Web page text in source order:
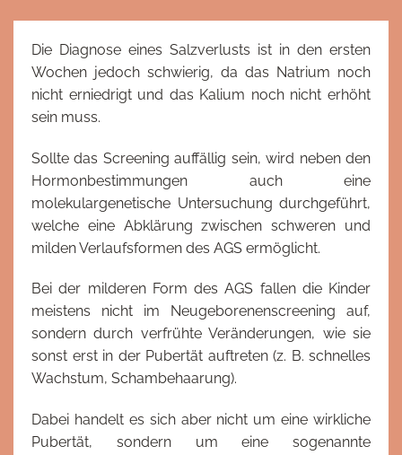
Die Diagnose eines Salzverlusts ist in den ersten
Wochen jedoch schwierig, da das Natrium noch
nicht erniedrigt und das Kalium noch nicht erhöht
sein muss.
Sollte das Screening auffällig sein, wird neben den
Hormonbestimmungen auch eine
molekulargenetische Untersuchung durchgeführt,
welche eine Abklärung zwischen schweren und
milden Verlaufsformen des AGS ermöglicht.
Bei der milderen Form des AGS fallen die Kinder
meistens nicht im Neugeborenenscreening auf,
sondern durch verfrühte Veränderungen, wie sie
sonst erst in der Pubertät auftreten (z. B. schnelles
Wachstum, Schambehaarung).
Dabei handelt es sich aber nicht um eine wirkliche
Pubertät, sondern um eine sogenannte